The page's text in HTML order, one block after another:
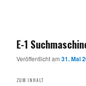
E-1
Veröffentlicht am31. Mai
ZUM INHALT